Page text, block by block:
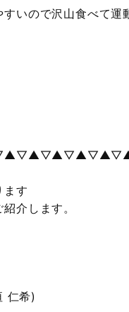
いので沢山食べて運
ます
介します。
仁希)